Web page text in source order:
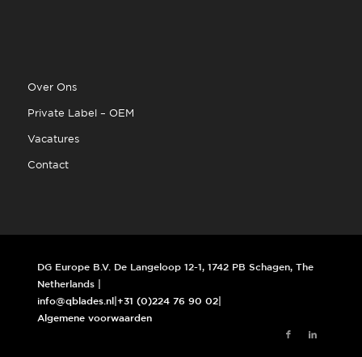
Over Ons
Private Label – OEM
Vacatures
Contact
DG Europe B.V. De Langeloop 12-1, 1742 PB Schagen, The
Netherlands |
info@qblades.nl
|+31 (0)224 76 90 02
Algemene voorwaarden